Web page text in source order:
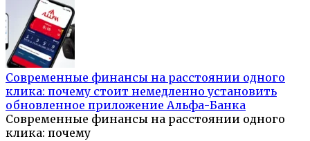
Современные финансы на расстоянии одного
клика: почему стоит немедленно установить
обновленное приложение Альфа-Банка
Современные финансы на расстоянии одного
клика: почему